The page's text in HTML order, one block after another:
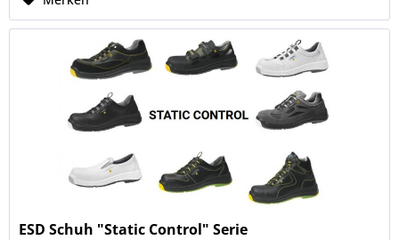
ESD Schuh "Static Control" Serie